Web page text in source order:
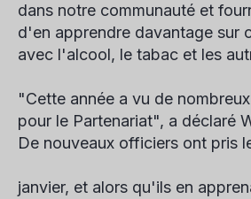
dans notre communauté et
d'en apprendre davantage sur
avec l'alcool, le tabac et les
"Cette année a vu de
pour le Partenariat", a déclaré
De nouveaux officiers ont pris
janvier, et alors qu'ils en